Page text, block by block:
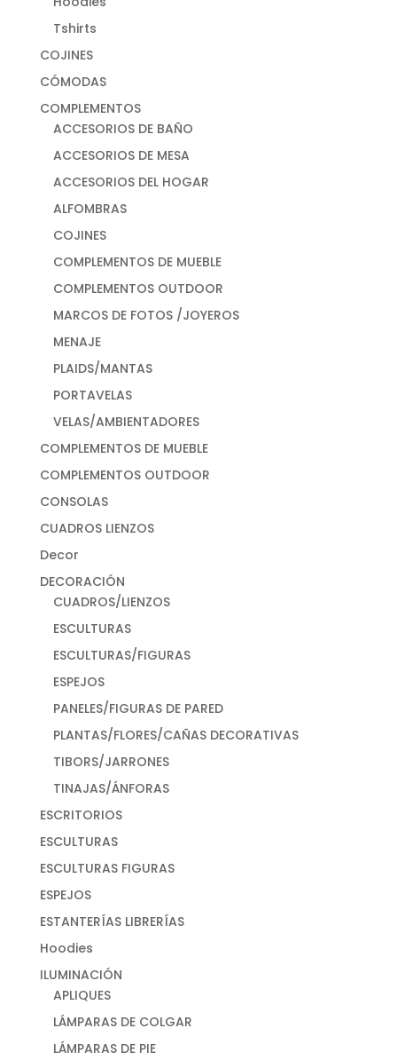
Tshirts
COJINES
CÓMODAS
COMPLEMENTOS
ACCESORIOS DE BAÑO
ACCESORIOS DE MESA
ACCESORIOS DEL HOGAR
ALFOMBRAS
COJINES
COMPLEMENTOS DE MUEBLE
COMPLEMENTOS OUTDOOR
MARCOS DE FOTOS /JOYEROS
MENAJE
PLAIDS/MANTAS
PORTAVELAS
VELAS/AMBIENTADORES
COMPLEMENTOS DE MUEBLE
COMPLEMENTOS OUTDOOR
CONSOLAS
CUADROS LIENZOS
Decor
DECORACIÓN
CUADROS/LIENZOS
ESCULTURAS
ESCULTURAS/FIGURAS
ESPEJOS
PANELES/FIGURAS DE PARED
PLANTAS/FLORES/CAÑAS DECORATIVAS
TIBORS/JARRONES
TINAJAS/ÁNFORAS
ESCRITORIOS
ESCULTURAS
ESCULTURAS FIGURAS
ESPEJOS
ESTANTERÍAS LIBRERÍAS
Hoodies
ILUMINACIÓN
APLIQUES
LÁMPARAS DE COLGAR
LÁMPARAS DE PIE